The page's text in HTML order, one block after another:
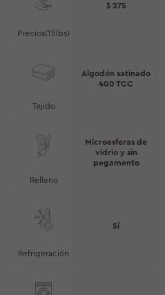
Precios(15lbs)
$ 275
Tejido
Algodón satinado
400 TCC
Relleno
Microesferas de
vidrio y sin
pegamento
Refrigeración
Sí